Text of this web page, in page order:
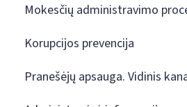
Mokesčių administravimo
Korupcijos prevencija
Pranešėjų apsauga. Vidinis